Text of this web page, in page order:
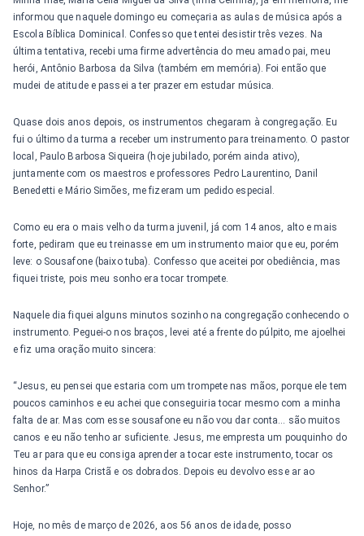
informou que naquele domingo eu começaria as aulas de música após a
Escola Bíblica Dominical. Confesso que tentei desistir três vezes. Na
última tentativa, recebi uma firme advertência do meu amado pai, meu
herói, Antônio Barbosa da Silva (também em memória). Foi então que
mudei de atitude e passei a ter prazer em estudar música.
Quase dois anos depois, os instrumentos chegaram à congregação. Eu
fui o último da turma a receber um instrumento para treinamento. O pastor
local, Paulo Barbosa Siqueira (hoje jubilado, porém ainda ativo),
juntamente com os maestros e professores Pedro Laurentino, Danil
Benedetti e Mário Simões, me fizeram um pedido especial.
Como eu era o mais velho da turma juvenil, já com 14 anos, alto e mais
forte, pediram que eu treinasse em um instrumento maior que eu, porém
leve: o Sousafone (baixo tuba). Confesso que aceitei por obediência, mas
fiquei triste, pois meu sonho era tocar trompete.
Naquele dia fiquei alguns minutos sozinho na congregação conhecendo o
instrumento. Peguei-o nos braços, levei até a frente do púlpito, me ajoelhei
e fiz uma oração muito sincera:
“Jesus, eu pensei que estaria com um trompete nas mãos, porque ele tem
poucos caminhos e eu achei que conseguiria tocar mesmo com a minha
falta de ar. Mas com esse sousafone eu não vou dar conta… são muitos
canos e eu não tenho ar suficiente. Jesus, me empresta um pouquinho do
Teu ar para que eu consiga aprender a tocar este instrumento, tocar os
hinos da Harpa Cristã e os dobrados. Depois eu devolvo esse ar ao
Senhor.”
Hoje, no mês de março de 2026, aos 56 anos de idade, posso